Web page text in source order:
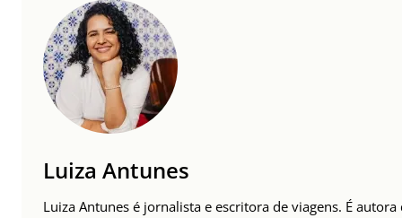
Luiza Antunes
Luiza Antunes é jornalista e escritora de viagens. É